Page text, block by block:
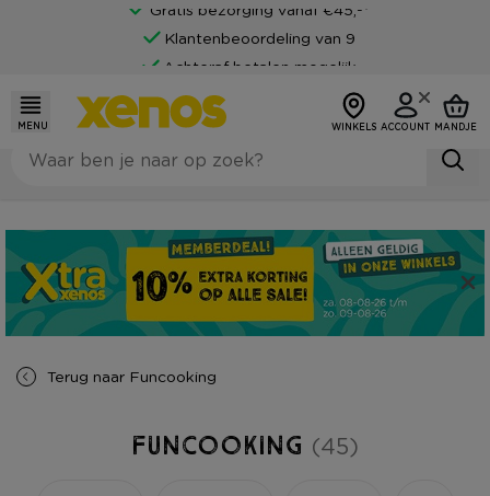
Klantenbeoordeling van 9
Achteraf betalen mogelijk
MENU WINKELS ACCOUNT MANDJE
Terug naar Funcooking
Funcooking (45)